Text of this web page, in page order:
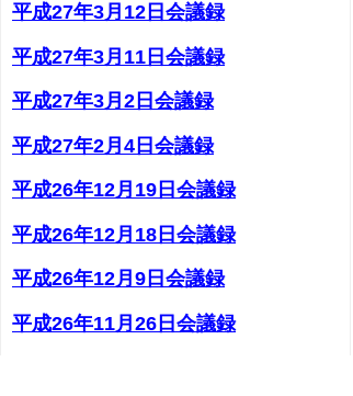
平成27年3月12日会議録
平成27年3月11日会議録
平成27年3月2日会議録
平成27年2月4日会議録
平成26年12月19日会議録
平成26年12月18日会議録
平成26年12月9日会議録
平成26年11月26日会議録